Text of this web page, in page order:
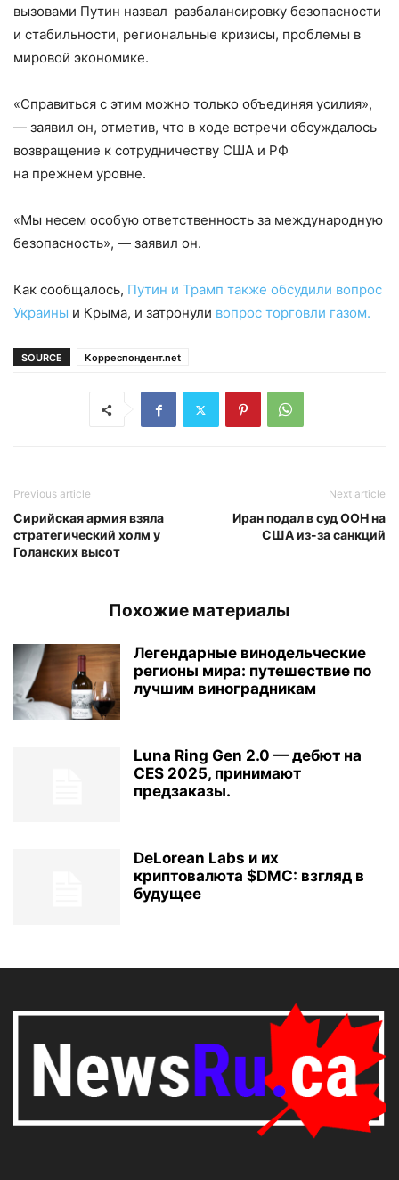
вызовами Путин назвал разбалансировку безопасности
и стабильности, региональные кризисы, проблемы в
мировой экономике.
«Справиться с этим можно только объединяя усилия»,
— заявил он, отметив, что в ходе встречи обсуждалось
возвращение к сотрудничеству США и РФ
на прежнем уровне.
«Мы несем особую ответственность за международную
безопасность», — заявил он.
Как сообщалось, Путин и Трамп также обсудили вопрос
Украины и Крыма, и затронули вопрос торговли газом.
SOURCE Корреспондент.net
Previous article
Сирийская армия взяла
стратегический холм у
Голанских высот
Next article
Иран подал в суд ООН на
США из-за санкций
Похожие материалы
Легендарные винодельческие
регионы мира: путешествие по
лучшим виноградникам
Luna Ring Gen 2.0 — дебют на
CES 2025, принимают
предзаказы.
DeLorean Labs и их
криптовалюта $DMC: взгляд в
будущее